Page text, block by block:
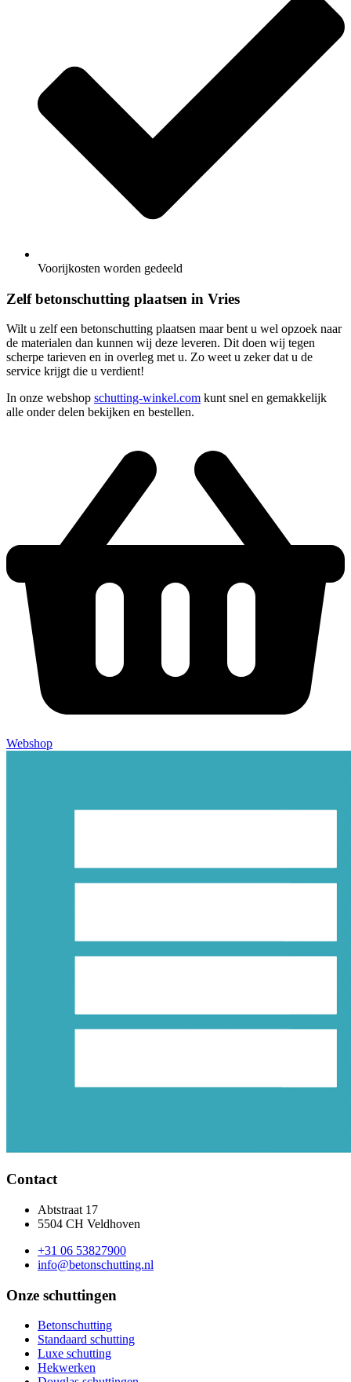
Voorijkosten worden gedeeld
Zelf betonschutting plaatsen in Vries
Wilt u zelf een betonschutting plaatsen maar bent u wel opzoek naar
de materialen dan kunnen wij deze leveren. Dit doen wij tegen
scherpe tarieven en in overleg met u. Zo weet u zeker dat u de
service krijgt die u verdient!
In onze webshop schutting-winkel.com kunt snel en gemakkelijk
alle onder delen bekijken en bestellen.
Webshop
Contact
Abtstraat 17
5504 CH Veldhoven
+31 06 53827900
info@betonschutting.nl
Onze schuttingen
Betonschutting
Standaard schutting
Luxe schutting
Hekwerken